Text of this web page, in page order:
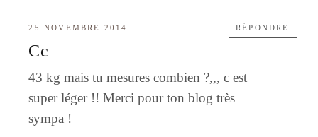
25 NOVEMBRE 2014
Cc
43 kg mais tu mesures combien ?,,, c est
super léger !! Merci pour ton blog très
sympa !
RÉPONDRE